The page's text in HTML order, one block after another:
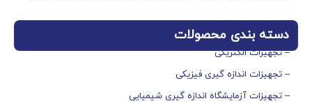
دسته بندی محصولات
– تجهیزات الکتریکی
– تجهیزات اندازه گیری فیزیکی
– تجهیزات آزمایشگاه اندازه گیری شیمیایی